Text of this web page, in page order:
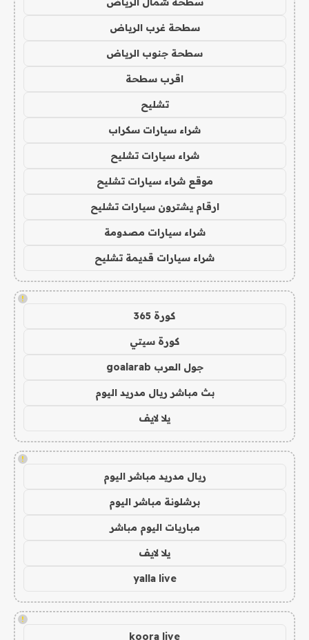
سطحة غرب الرياض
سطحة جنوب الرياض
اقرب سطحة
تشليح
شراء سيارات سكراب
شراء سيارات تشليح
موقع شراء سيارات تشليح
ارقام يشترون سيارات تشليح
شراء سيارات مصدومة
شراء سيارات قديمة تشليح
!
كورة 365
كورة سيتي
جول العرب goalarab
بث مباشر ريال مدريد اليوم
يلا لايف
!
ريال مدريد مباشر اليوم
برشلونة مباشر اليوم
مباريات اليوم مباشر
يلا لايف
yalla live
!
koora live